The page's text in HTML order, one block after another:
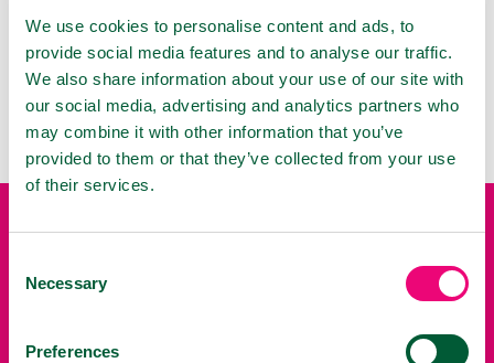
We use cookies to personalise content and ads, to
provide social media features and to analyse our traffic.
We also share information about your use of our site with
our social media, advertising and analytics partners who
may combine it with other information that you’ve
provided to them or that they’ve collected from your use
of their services.
Selection
Necessary
Preferences
łagodzenia objawów. Utworzona powłoka
ochronna korzystnie wpływa na przywrócenie
naturalnych funkcji błon śluzowych.
DZIAŁANIE ANTYWIRUSOWE
Tworzy barierę ochronną, zapobiegając